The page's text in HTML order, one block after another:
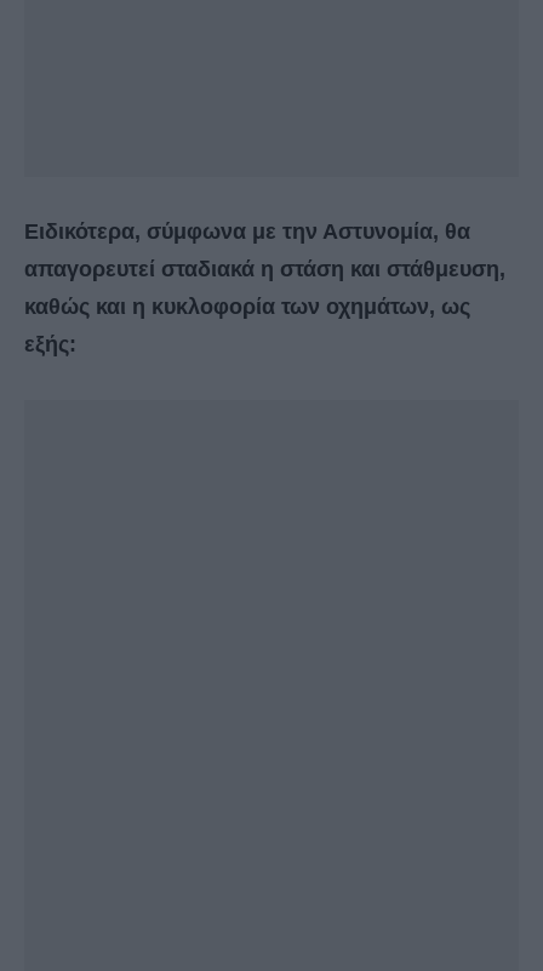
Ειδικότερα, σύμφωνα με την Αστυνομία, θα
απαγορευτεί σταδιακά η στάση και στάθμευση,
καθώς και η κυκλοφορία των οχημάτων, ως
εξής: